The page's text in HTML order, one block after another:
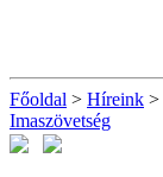
Főoldal > Híreink >
Imaszövetség